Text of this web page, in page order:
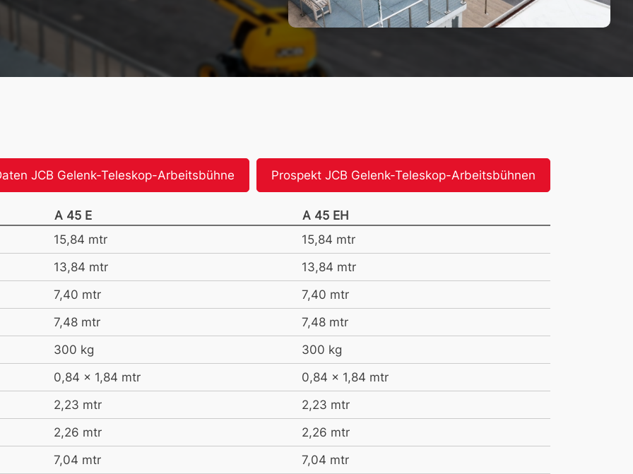
Prospekt JCB Gelenk-Teleskop-Arbeitsbühnen
JCB Gelenk-Teleskop-Arbeitsbühne
A 45 E
A 45 EH
15,84 mtr
15,84 mtr
13,84 mtr
13,84 mtr
7,40 mtr
7,40 mtr
7,48 mtr
7,48 mtr
300 kg
300 kg
0,84 x 1,84 mtr
0,84 x 1,84 mtr
2,23 mtr
2,23 mtr
2,26 mtr
2,26 mtr
7,04 mtr
7,04 mtr